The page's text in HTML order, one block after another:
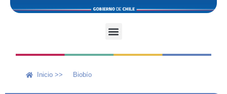
Inicio >> Biobío